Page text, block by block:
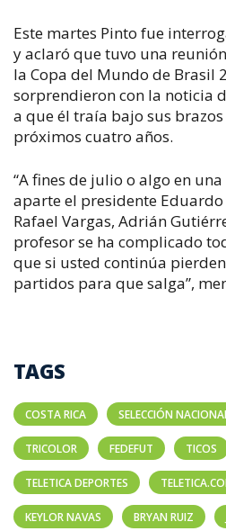
Este martes Pinto fue
y aclaró que tuvo una
la Copa del Mundo de Brasil
sorprendieron con la noticia
a que él traía bajo sus
próximos cuatro años.
“A fines de julio o algo en
aparte el presidente
Rafael Vargas, Adrián
profesor se ha complicado
que si usted continúa
partidos para que salga”,
TAGS
COSTA RICA SELECCIÓN
TRICOLOR FEDEFUT TICOS
TELETICA DEPORTES
KEYLOR NAVAS BRYAN RUIZ